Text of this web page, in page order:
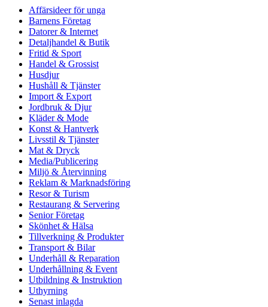
Affärsideer för unga
Barnens Företag
Datorer & Internet
Detaljhandel & Butik
Fritid & Sport
Handel & Grossist
Husdjur
Hushåll & Tjänster
Import & Export
Jordbruk & Djur
Kläder & Mode
Konst & Hantverk
Livsstil & Tjänster
Mat & Dryck
Media/Publicering
Miljö & Återvinning
Reklam & Marknadsföring
Resor & Turism
Restaurang & Servering
Senior Företag
Skönhet & Hälsa
Tillverkning & Produkter
Transport & Bilar
Underhåll & Reparation
Underhållning & Event
Utbildning & Instruktion
Uthyrning
Senast inlagda